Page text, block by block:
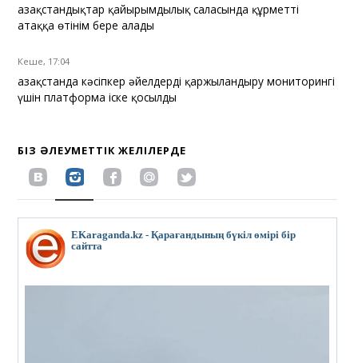
Қазақстандықтар қайырымдылық саласында құрметті
атаққа өтінім бере алады
Кеше, 17:04
Қазақстанда кәсіпкер әйелдерді қаржыландыру мониторингі
үшін платформа іске қосылды
БІЗ ӘЛЕУМЕТТІК ЖЕЛІЛЕРДЕ
EKaraganda.kz - Қарағандының бүкіл өмірі бір
сайтта